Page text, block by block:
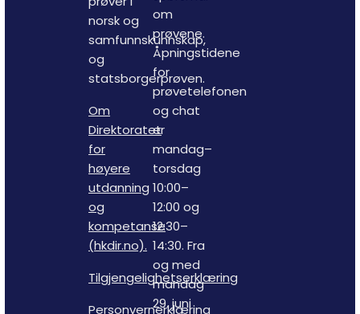
norsk og
samfunnskunnskap,
og
statsborgerprøven.
Om
Direktoratet
for
høyere
utdanning
og
kompetanse
(hkdir.no).
Tilgjengelighetserklæring
Personvernerklæring
om
prøvene.
Åpningstidene
for
prøvetelefonen
og chat
er
mandag–
torsdag
10:00–
12:00 og
12:30–
14:30. Fra
og med
mandag
29. juni